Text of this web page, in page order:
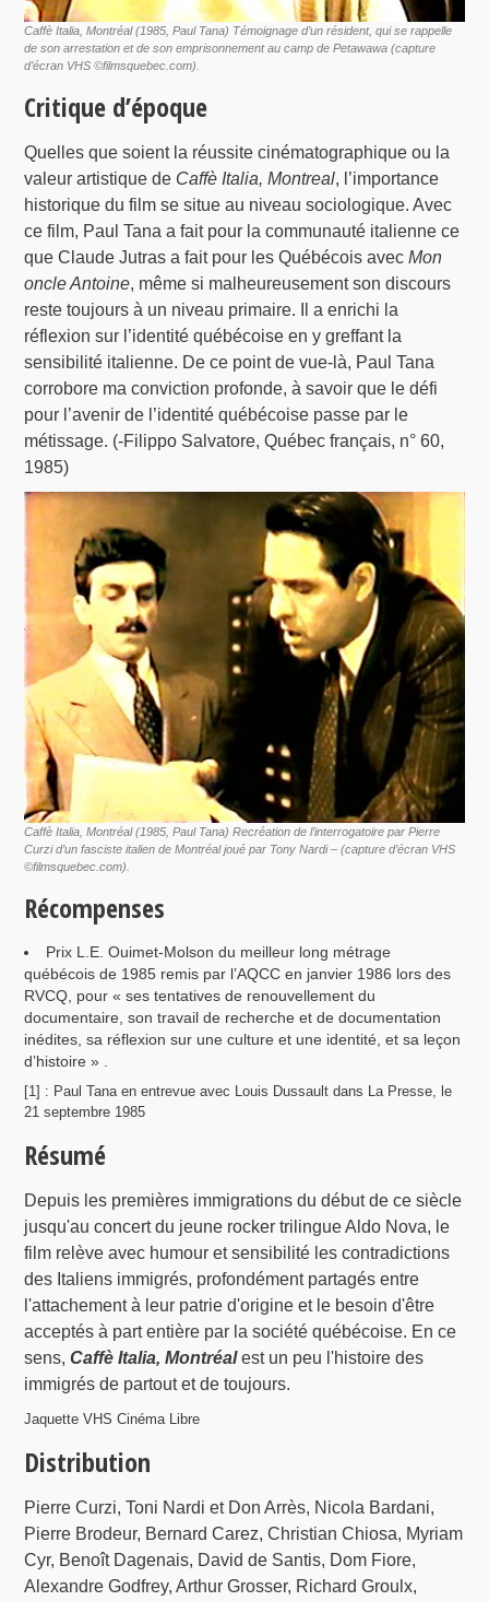
Caffè Italia, Montréal(1985, Paul Tana) Témoignage d’un résident, qui se rappelle
de son arrestation et de son emprisonnement au camp de Petawawa (capture
d’écran VHS ©filmsquebec.com).
Critique d’époque
Quelles que soient la réussite cinématographique ou la
valeur artistique de Caffè Italia, Montreal, l’importance
historique du film se situe au niveau sociologique. Avec
ce film, Paul Tana a fait pour la communauté italienne ce
que Claude Jutras a fait pour les Québécois avecMon
oncle Antoine, même si malheureusement son discours
reste toujours à un niveau primaire. Il a enrichi la
réflexion sur l’identité québécoise en y greffant la
sensibilité italienne. De ce point de vue-là, Paul Tana
corrobore ma conviction profonde, à savoir que le défi
pour l’avenir de l’identité québécoise passe par le
métissage. (-Filippo Salvatore, Québec français, n° 60,
1985)
Caffè Italia, Montréal(1985, Paul Tana) Recréation de l’interrogatoire par Pierre
Curzi d’un fasciste italien de Montréal joué par Tony Nardi – (capture d’écran VHS
©filmsquebec.com).
Récompenses
Prix L.E. Ouimet-Molson du meilleur long métrage
québécois de 1985 remis par l’AQCC en janvier 1986 lors des
RVCQ, pour « ses tentatives de renouvellement du
documentaire, son travail de recherche et de documentation
inédites, sa réflexion sur une culture et une identité, et sa leçon
d’histoire » .
[1] : Paul Tana en entrevue avec Louis Dussault dans La Presse, le
21 septembre 1985
Résumé
Depuis les premières immigrations du début de ce siècle
jusqu'au concert du jeune rocker trilingue Aldo Nova, le
film relève avec humour et sensibilité les contradictions
des Italiens immigrés, profondément partagés entre
l'attachement à leur patrie d'origine et le besoin d'être
acceptés à part entière par la société québécoise. En ce
sens,Caffè Italia, Montréalest un peu l'histoire des
immigrés de partout et de toujours.
Jaquette VHS Cinéma Libre
Distribution
Pierre Curzi, Toni Nardi et Don Arrès, Nicola Bardani,
Pierre Brodeur, Bernard Carez, Christian Chiosa, Myriam
Cyr, Benoît Dagenais, David de Santis, Dom Fiore,
Alexandre Godfrey, Arthur Grosser, Richard Groulx,